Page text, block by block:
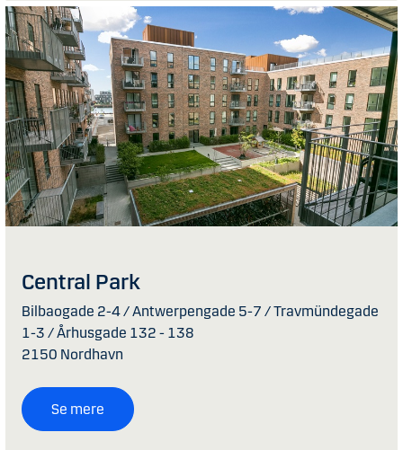
Central Park
Bilbaogade 2-4 / Antwerpengade 5-7 / Travmündegade
1-3 / Århusgade 132 - 138
2150 Nordhavn
Se mere